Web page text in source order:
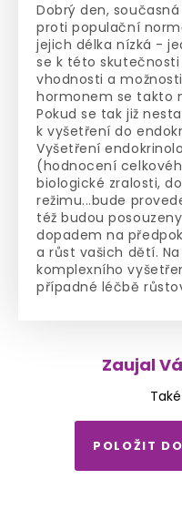
Dobrý den,
proti populační
jejich délka nízká -
se k této
vhodnosti a
hormonem se takto
Pokud se tak již
k vyšetření do
Vyšetření
(hodnocení
biologické zralosti,
režimu...bude
též budou
dopadem na
a růst vašich dětí.
komplexního
případné léčbě
Zaujal
POLOŽIT